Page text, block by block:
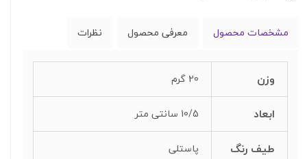
مشخصات محصول معرفی محصول نظرات
وزن 20 گرم
ابعاد 10/5 سانتی متر
طیف رنگ پاستلی